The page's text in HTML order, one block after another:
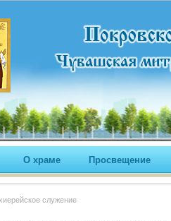
О храме Просвещение
служение